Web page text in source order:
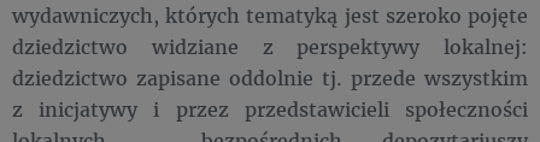
wydawniczych, których tematyką jest szeroko pojęte
dziedzictwo widziane z perspektywy lokalnej:
dziedzictwo zapisane oddolnie tj. przede wszystkim
z inicjatywy i przez przedstawicieli społeczności